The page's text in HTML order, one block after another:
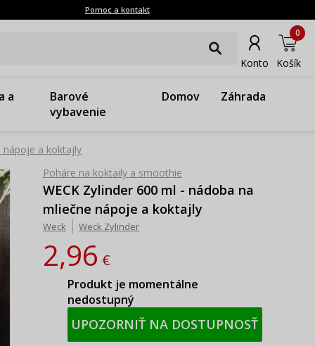
Pomoc a kontakt
Konto Košík
0
a
Barové
vybavenie
Domov Záhrada
nápoje a koktajly
Poháre na koktaily a smoothie
WECK Zylinder 600 ml - nádoba na
mliečne nápoje a koktajly
Weck Weck Zylinder
2,96€
Produkt je momentálne
nedostupný
UPOZORNIŤ NA DOSTUPNOSŤ